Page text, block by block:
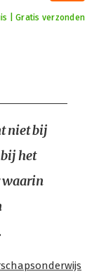
| Gratis verzonden
niet bij
het
waarin